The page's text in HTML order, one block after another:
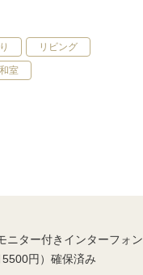
リビング
和室
ニター付きインターフォン
円）確保済み